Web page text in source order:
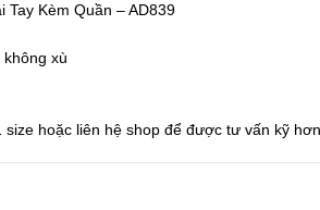
Tay Kèm Quần – AD839
xù
hoặc liên hệ shop để được tư vấn kỹ